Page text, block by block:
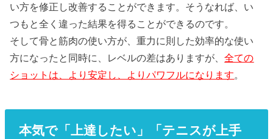
い方を修正し改善することができます。そうなれば、い
つもと全く違った結果を得ることができるのです。
そして骨と筋肉の使い方が、重力に則した効率的な使い
方になったと同時に、レベルの差はありますが、全ての
ショットは、より安定し、よりパワフルになります。
本気で「上達したい」「テニスが上手